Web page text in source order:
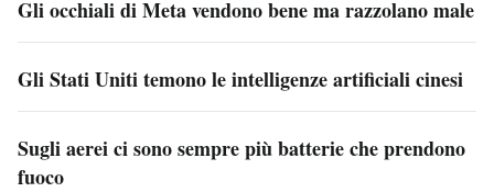
Gli occhiali di Meta vendono bene ma razzolano male
Gli Stati Uniti temono le intelligenze artificiali cinesi
Sugli aerei ci sono sempre più batterie che prendono
fuoco